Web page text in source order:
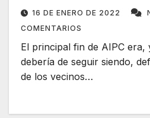
16 DE ENERO DE 2022
COMENTARIOS
El principal fin de AIPC era,
debería de seguir siendo,
de los vecinos…